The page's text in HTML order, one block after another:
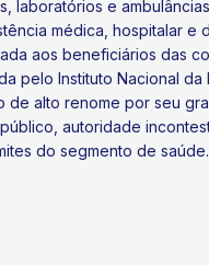
laboratórios e
médica, hospitalar e
aos beneficiários das
pelo Instituto Nacional
de alto renome por seu
autoridade
do segmento de saúde.